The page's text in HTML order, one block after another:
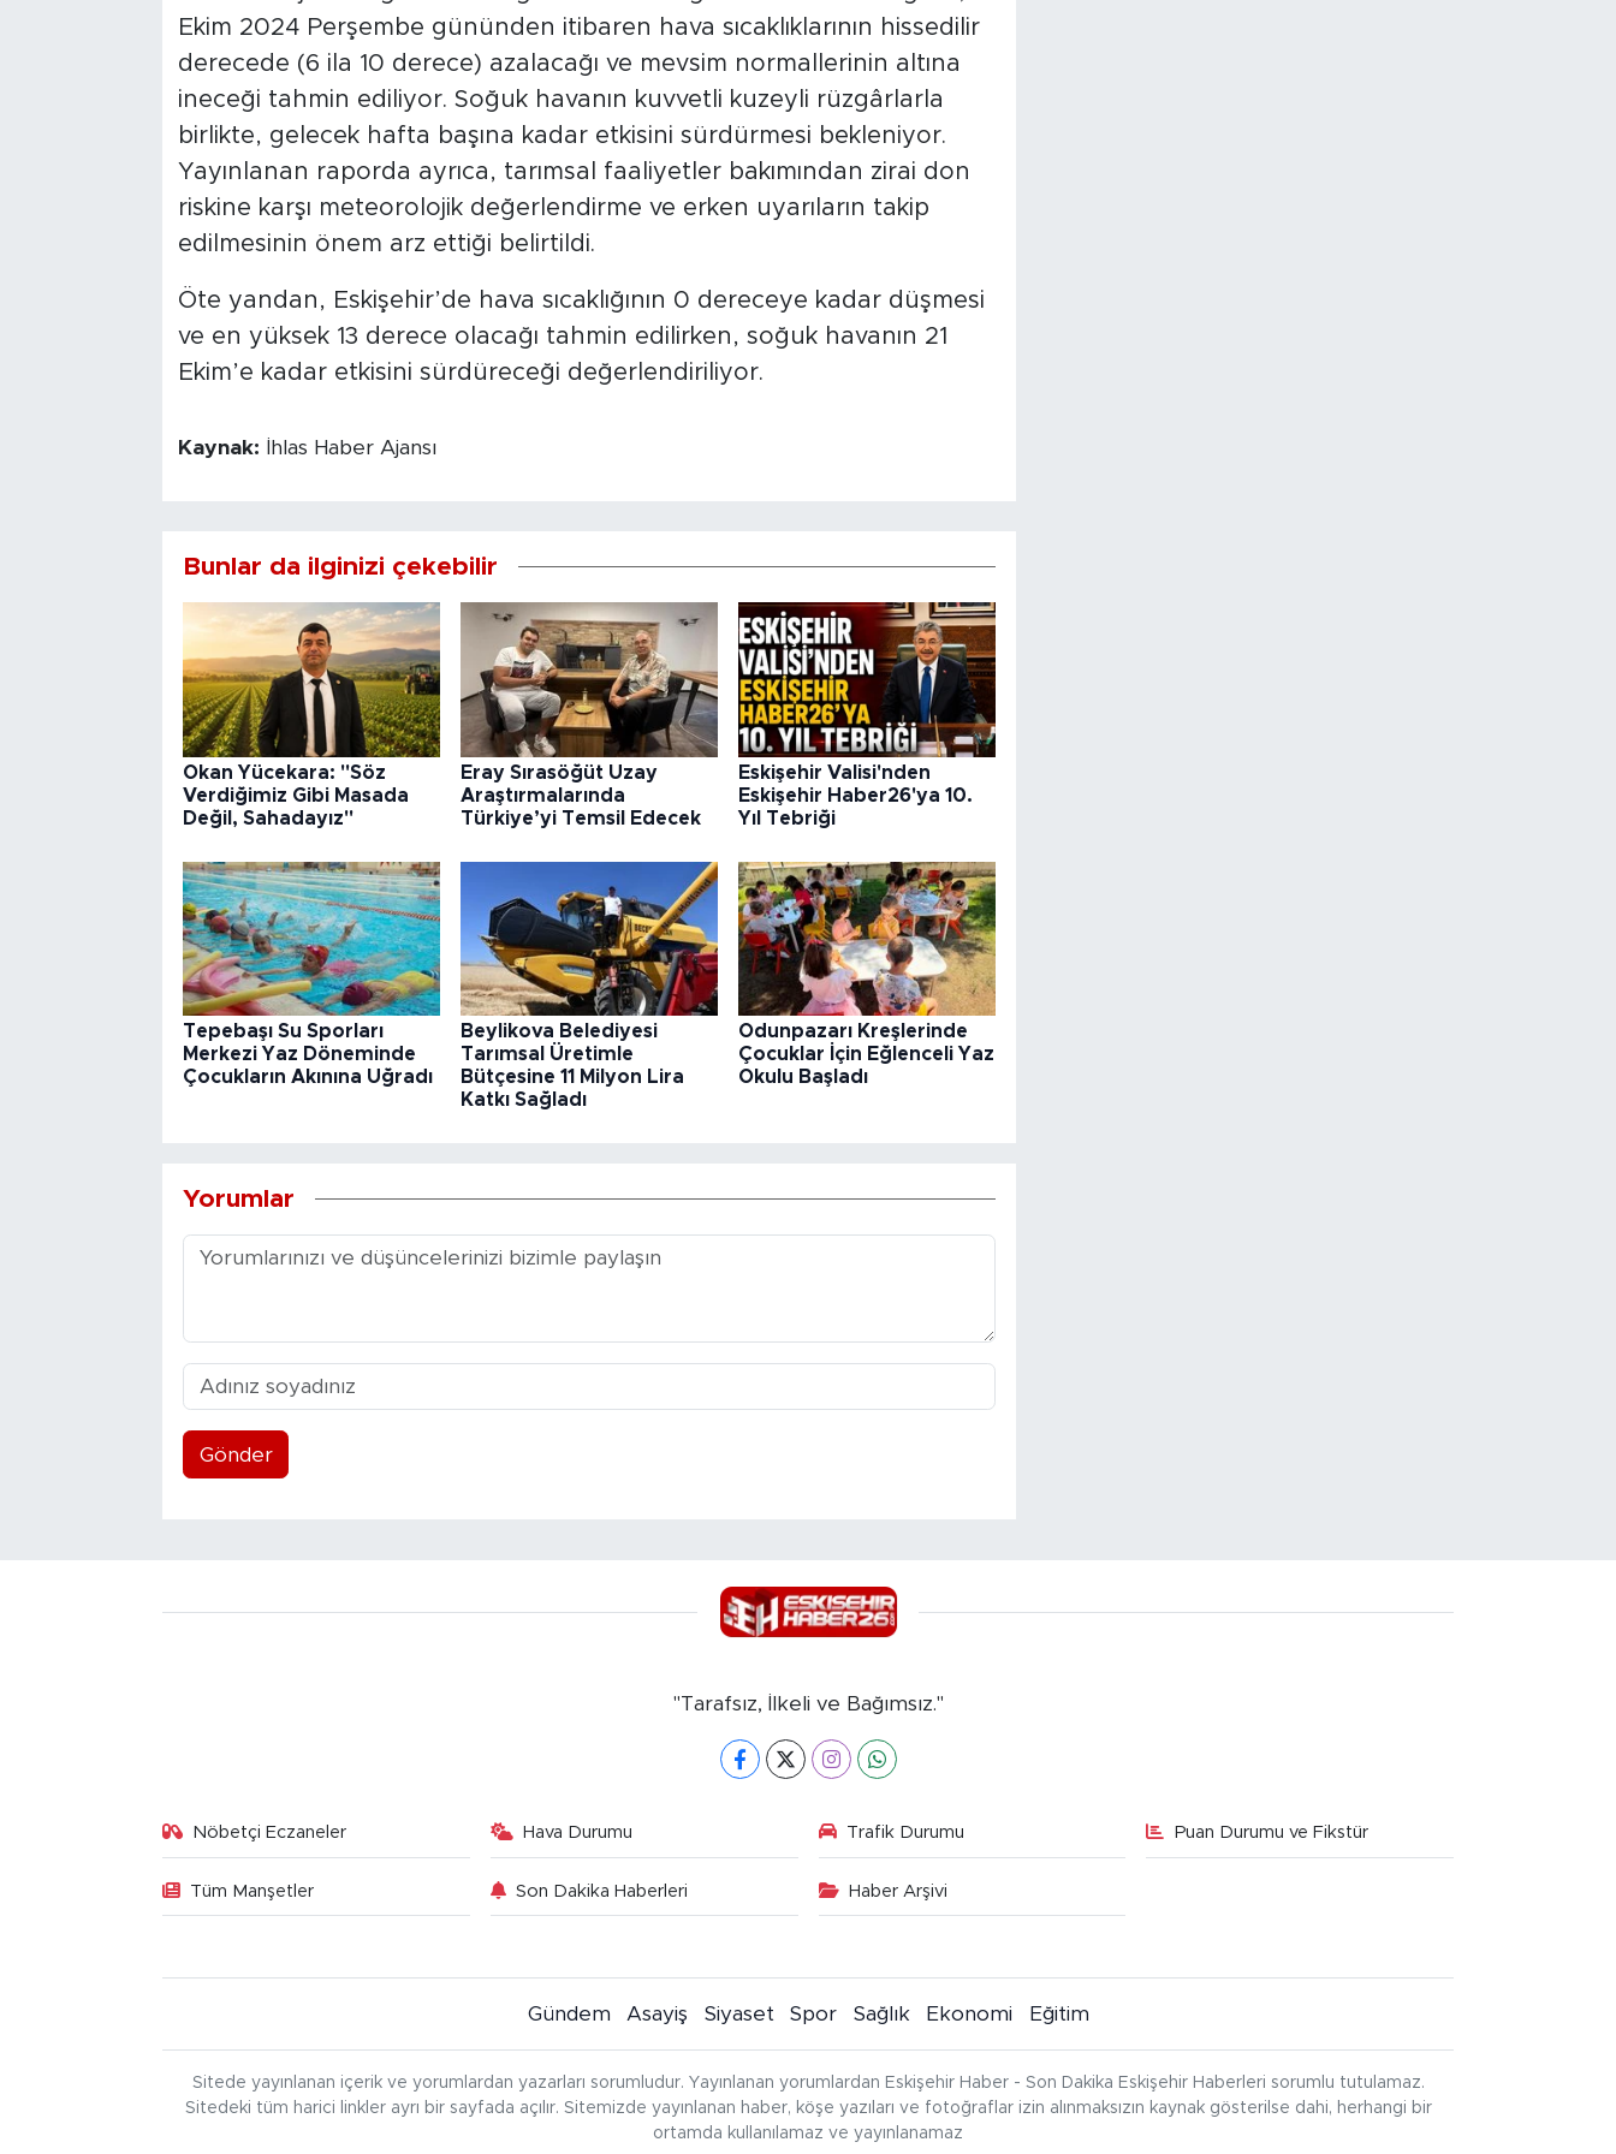
Ekim 2024 Perşembe gününden itibaren hava sıcaklıklarının hissedilir
derecede (6 ila 10 derece) azalacağı ve mevsim normallerinin altına
ineceği tahmin ediliyor. Soğuk havanın kuvvetli kuzeyli rüzgârlarla
birlikte, gelecek hafta başına kadar etkisini sürdürmesi bekleniyor.
Yayınlanan raporda ayrıca, tarımsal faaliyetler bakımından zirai don
riskine karşı meteorolojik değerlendirme ve erken uyarıların takip
edilmesinin önem arz ettiği belirtildi.
Öte yandan, Eskişehir’de hava sıcaklığının 0 dereceye kadar düşmesi
ve en yüksek 13 derece olacağı tahmin edilirken, soğuk havanın 21
Ekim’e kadar etkisini sürdüreceği değerlendiriliyor.
Kaynak: İhlas Haber Ajansı
Bunlar da ilginizi çekebilir
Okan Yücekara: "Söz
Verdiğimiz Gibi Masada
Değil, Sahadayız"
Eray Sırasöğüt Uzay
Araştırmalarında
Türkiye’yi Temsil Edecek
Eskişehir Valisi'nden
Eskişehir Haber26'ya 10.
Yıl Tebriği
Tepebaşı Su Sporları
Merkezi Yaz Döneminde
Çocukların Akınına Uğradı
Beylikova Belediyesi
Tarımsal Üretimle
Bütçesine 11 Milyon Lira
Katkı Sağladı
Odunpazarı Kreşlerinde
Çocuklar İçin Eğlenceli Yaz
Okulu Başladı
Yorumlar
Gönder
"Tarafsız, İlkeli ve Bağımsız."
Nöbetçi Eczaneler Hava Durumu Trafik Durumu Puan Durumu ve Fikstür
Tüm Manşetler Son Dakika Haberleri Haber Arşivi
Gündem Asayiş Siyaset Spor Sağlık Ekonomi Eğitim
Sitede yayınlanan içerik ve yorumlardan yazarları sorumludur. Yayınlanan yorumlardan Eskişehir Haber - Son Dakika Eskişehir Haberleri sorumlu tutulamaz.
Sitedeki tüm harici linkler ayrı bir sayfada açılır. Sitemizde yayınlanan haber, köşe yazıları ve fotoğraflar izin alınmaksızın kaynak gösterilse dahi, herhangi bir
ortamda kullanılamaz ve yayınlanamaz